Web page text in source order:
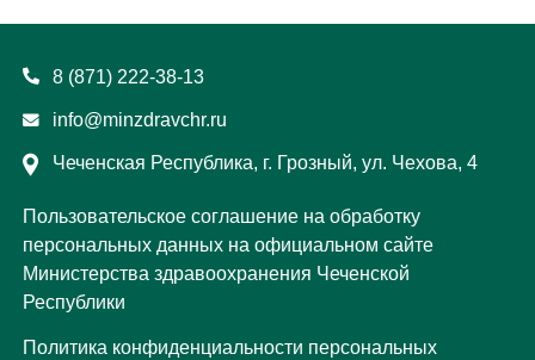
Пользовательское соглашение на обработку
персональных данных на официальном сайте
Министерства здравоохранения Чеченской
Республики
8 (871) 222-38-13
info@minzdravchr.ru
Чеченская Республика, г. Грозный, ул. Чехова, 4
Политика конфиденциальности персональных